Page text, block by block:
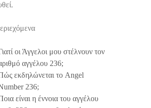
οι Άγγελοι μου στέλνουν τον
αγγέλου 236;
εκδηλώνεται το Angel
236;
είναι η έννοια του αγγέλου